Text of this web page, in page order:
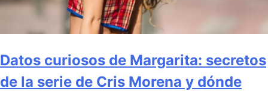
Datos curiosos de Margarita: secretos
de la serie de Cris Morena y dónde